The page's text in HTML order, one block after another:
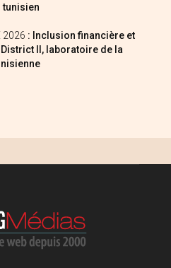
2026 : Inclusion financière et
II, laboratoire de la